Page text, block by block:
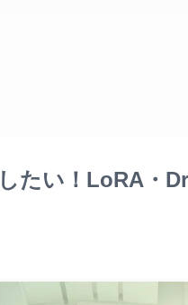
たい！LoRA・